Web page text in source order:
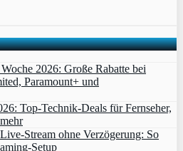
2026: Große Rabatte bei
Paramount+ und
Top-Technik-Deals für Fernseher,
Stream ohne Verzögerung: So
Setup